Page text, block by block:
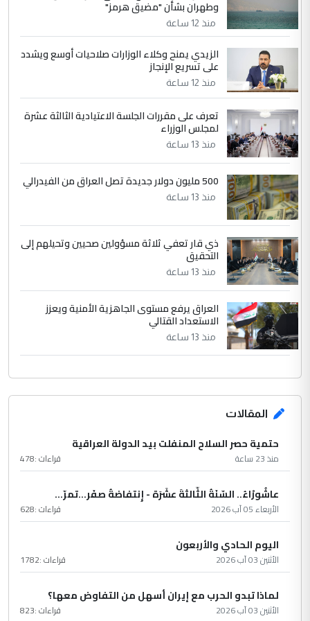
مضجعيك يابن الزنا (نص كامل)
5 حيدر عاشور
التعليق : تحياتي لك استاذ حامدتركان. كلام
دقيق ومسؤول؛ فالاستثمار الحقيقي للإنسان
الموضوع :
بين الإهمال واغتصاب الأرض.. بلاد
الرافدين تعاني الجفاف والتصحر!!
وطهران بشأن "مضيق هرمز"
منذ 12 ساعة
الزيدي يمنح وكلاء الوزارات صلاحيات أوسع ويشدد
على تسريع الإنجاز
منذ 12 ساعة
تعرف على مقررات الجلسة الاعتيادية الثالثة عشرة
لمجلس الوزراء
منذ 13 ساعة
500 مليون دولار جديدة تصل العراق من الفيدرالي
منذ 13 ساعة
ذي قار تعفي ثلاثة مسؤولين صحيين وتحيلهم إلى
التحقيق
منذ 13 ساعة
العراق يرفع مستوى الجاهزية الأمنية ويعزز
الاستعداد القتالي
منذ 13 ساعة
المقالات
حتمية حصر السلاح المنفلت بيد الدولة العراقية
منذ 23 ساعة قراءات :478
عاشُورْاءُ.. السّنَةُ الثّالثةَ عشَرَة - إِنتفاضةُ صفَر…تمرّ...
الأربعاء 05 آب 2026 قراءات :628
اليوم الحادي والأربعون
الأثنين 03 آب 2026 قراءات :1782
لماذا تبدو الحرب مع إيران أسهل من التفاوض معها؟
الأثنين 03 آب 2026 قراءات :823